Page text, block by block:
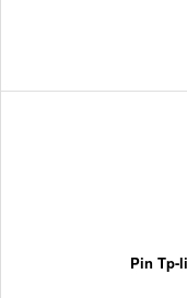
Pin Tp-